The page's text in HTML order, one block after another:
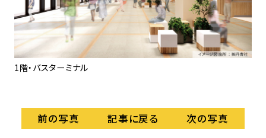
1階・バスターミナル
1
前の写真 記事に戻る 次の写真